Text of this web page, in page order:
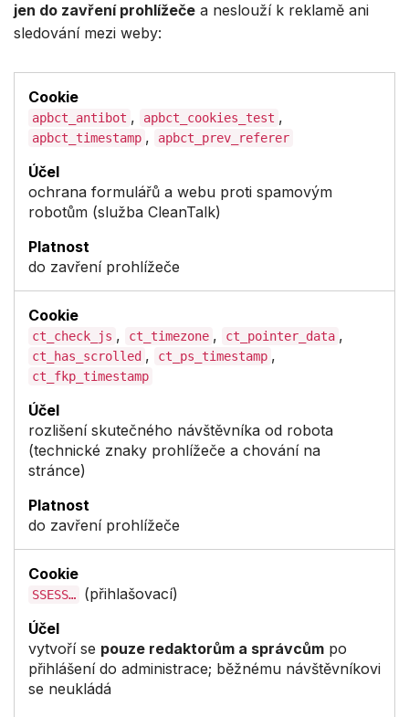
jen do zavření prohlížeče a neslouží k reklamě ani
sledování mezi weby:
apbct_antibot , apbct_cookies_test ,
apbct_timestamp , apbct_prev_referer
ochrana formulářů a webu proti spamovým
robotům (služba CleanTalk)
do zavření prohlížeče
ct_check_js , ct_timezone , ct_pointer_data ,
ct_has_scrolled , ct_ps_timestamp ,
ct_fkp_timestamp
rozlišení skutečného návštěvníka od robota
(technické znaky prohlížeče a chování na
stránce)
do zavření prohlížeče
SSESS… (přihlašovací)
vytvoří se pouze redaktorům a správcům po
přihlášení do administrace; běžnému návštěvníkovi
se neukládá